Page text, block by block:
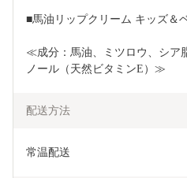
■馬油リップクリーム キッズ＆
≪成分：馬油、ミツロウ、シア
ノール（天然ビタミンE）≫
配送方法
常温配送